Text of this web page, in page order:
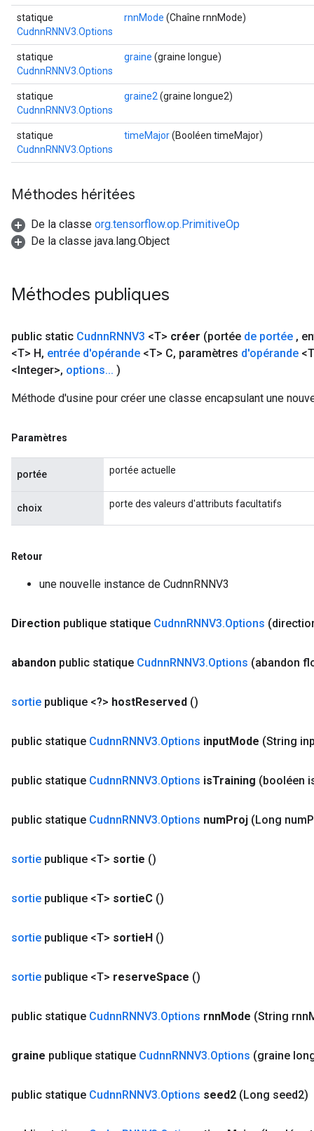
statique
CudnnRNNV3.Options
rnnMode (Chaîne rnnMode)
statique
CudnnRNNV3.Options
graine (graine longue)
statique
CudnnRNNV3.Options
graine2 (graine longue2)
statique
CudnnRNNV3.Options
timeMajor(Booléen timeMajor)
Méthodes héritées
De la classe org.tensorflow.op.PrimitiveOp
De la classe java.lang.Object
Méthodes publiques
public static CudnnRNNV3 <T> créer (portée de portée ,
<T> H, entrée d'opérande <T> C, paramètres d'opérande
<Integer>, options... )
Méthode d'usine pour créer une classe encapsulant une
Paramètres
portée portée actuelle
choix porte des valeurs d'attributs facultatifs
Retour
une nouvelle instance de CudnnRNNV3
Direction publique statique CudnnRNNV3.Options
abandon public statique CudnnRNNV3.Options (abandon
sortie publique <?> hostReserved ()
public statique CudnnRNNV3.Options inputMode (String
public statique CudnnRNNV3.Options isTraining (booléen
public statique CudnnRNNV3.Options numProj (Long num
sortie publique <T> sortie ()
sortie publique <T> sortieC ()
sortie publique <T> sortieH ()
sortie publique <T> reserveSpace ()
public statique CudnnRNNV3.Options rnnMode (String rnn
graine publique statique CudnnRNNV3.Options (graine
public statique CudnnRNNV3.Options seed2 (Long seed2)